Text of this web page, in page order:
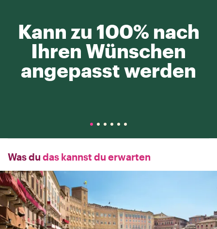
Kann zu 100% nach
Ihren Wünschen
angepasst werden
Was du das kannst du erwarten